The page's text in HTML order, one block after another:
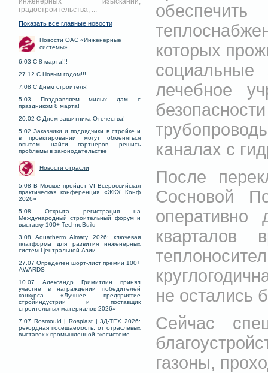
градостроительства, ...
Показать все главные новости
Новости ОАС «Инженерные
системы»
6.03 С 8 марта!!!
27.12 С Новым годом!!!
7.08 С Днем строителя!
5.03 Поздравляем милых дам с
праздником 8 марта!
20.02 С Днем защитника Отечества!
5.02 Заказчики и подрядчики в стройке и
в проектировании могут обменяться
опытом, найти партнеров, решить
проблемы в законодательстве
Новости отрасли
5.08 В Москве пройдёт VI Всероссийская
практическая конференция «ЖКХ Конф
2026»
5.08 Открыта регистрация на
Международный строительный форум и
выставку 100+ TechnoBuild
3.08 Aquatherm Almaty 2026: ключевая
платформа для развития инженерных
систем Центральной Азии
27.07 Определен шорт-лист премии 100+
AWARDS
10.07 Александр Гримитлин принял
участие в награждении победителей
конкурса «Лучшее предприятие
стройиндустрии и поставщик
строительных материалов 2026»
7.07 Rosmould | Rosplast | 3Д-ТЕХ 2026:
рекордная посещаемость; от отраслевых
выставок к промышленной экосистеме
которых
лечебное
каналах с
После
Сосновой
кварталов
не остались
Сейчас
газоны,